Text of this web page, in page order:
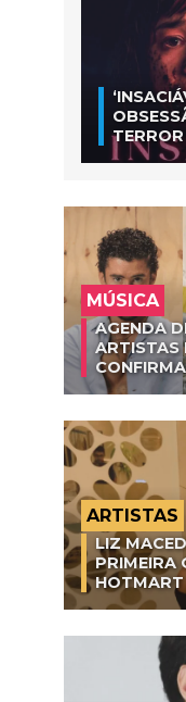
MÚSICA
AGENDA
ARTISTAS
ARTISTAS
LIZ
PRIMEIRA